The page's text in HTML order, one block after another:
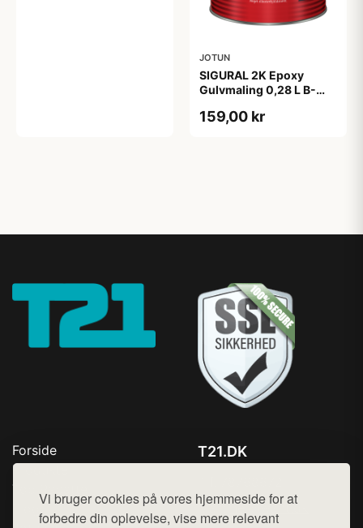
Vi bruger cookies på vores hjemmeside for at
forbedre din oplevelse, vise mere relevant
JOTUN
SIGURAL 2K Epoxy
Gulvmaling 0,28 L B-
FARVE
159,00 kr
Forside
Produkter
Top Rabatter
T21.DK
Mail:hej@want.dk